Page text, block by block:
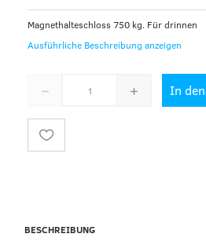
Magnethalteschloss 750 kg. Für drinnen
Ausführliche Beschreibung anzeigen
In
BESCHREIBUNG